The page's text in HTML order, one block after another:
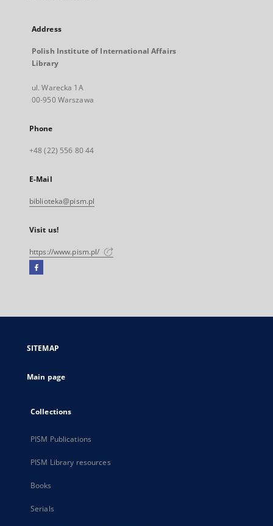
Address
Polish Institute of International Affairs
Library
ul. Warecka 1A
00-950 Warszawa
Phone
+48 (22) 556 80 44
E-Mail
biblioteka@pism.pl
Visit us!
https://www.pism.pl/
Facebook
open
new
SITEMAP
Main page
Collections
PISM Publications
PISM Library resources
Books
Serials